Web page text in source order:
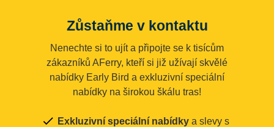
Zůstaňme v kontaktu
Nenechte si to ujít a připojte se k tisícům
zákazníků AFerry, kteří si již užívají skvělé
nabídky Early Bird a exkluzivní speciální
nabídky na širokou škálu tras!
Exkluzivní speciální nabídky a slevy s